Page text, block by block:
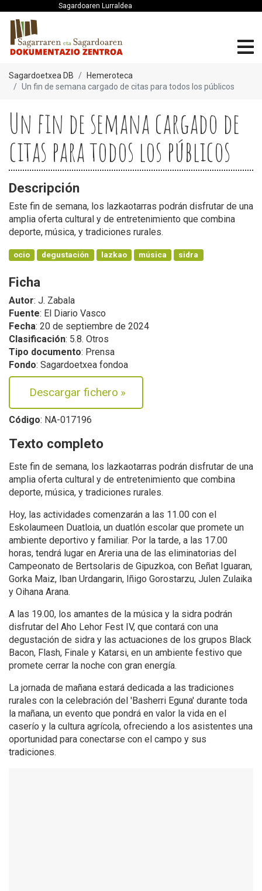
Sagardoaren Lurraldea
Sagardoetxea DB
Hemeroteca
Un fin de semana cargado de citas para todos los públicos
Un fin de semana cargado de
citas para todos los públicos
Descripción
Este fin de semana, los lazkaotarras podrán disfrutar de una
amplia oferta cultural y de entretenimiento que combina
deporte, música, y tradiciones rurales.
ocio degustación lazkao música sidra
Ficha
Autor: J. Zabala
Fuente: El Diario Vasco
Fecha: 20 de septiembre de 2024
Clasificación: 5.8. Otros
Tipo documento: Prensa
Fondo: Sagardoetxea fondoa
Descargar fichero »
Código: NA-017196
Texto completo
Este fin de semana, los lazkaotarras podrán disfrutar de una
amplia oferta cultural y de entretenimiento que combina
deporte, música, y tradiciones rurales.
Hoy, las actividades comenzarán a las 11.00 con el
Eskolaumeen Duatloia, un duatlón escolar que promete un
ambiente deportivo y familiar. Por la tarde, a las 17.00
horas, tendrá lugar en Areria una de las eliminatorias del
Campeonato de Bertsolaris de Gipuzkoa, con Beñat Iguaran,
Gorka Maiz, Iban Urdangarin, Iñigo Gorostarzu, Julen Zulaika
y Oihana Arana.
A las 19.00, los amantes de la música y la sidra podrán
disfrutar del Aho Lehor Fest IV, que contará con una
degustación de sidra y las actuaciones de los grupos Black
Bacon, Flash, Finale y Katarsi, en un ambiente festivo que
promete cerrar la noche con gran energía.
La jornada de mañana estará dedicada a las tradiciones
rurales con la celebración del 'Basherri Eguna' durante toda
la mañana, un evento que pondrá en valor la vida en el
caserío y la cultura agrícola, ofreciendo a los asistentes una
oportunidad para conectarse con el campo y sus
tradiciones.